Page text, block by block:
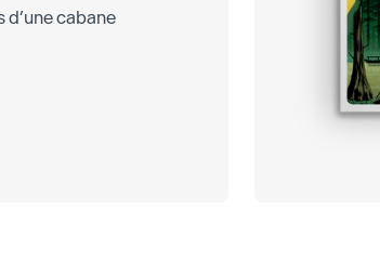
d’une cabane